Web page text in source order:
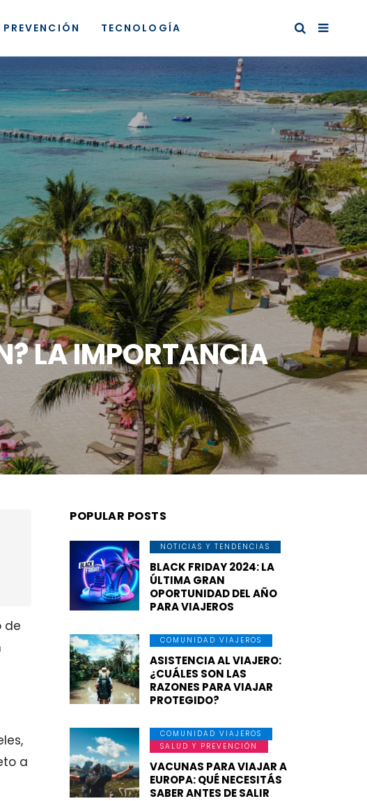
TECNOLOGÍA
LA IMPORTANCIA
de
a
POPULAR POSTS
NOTICIAS Y TENDENCIAS
BLACK FRIDAY 2024: LA
ÚLTIMA GRAN
OPORTUNIDAD DEL AÑO
PARA VIAJEROS
COMUNIDAD VIAJEROS
ASISTENCIA AL VIAJERO:
¿CUÁLES SON LAS
RAZONES PARA VIAJAR
PROTEGIDO?
COMUNIDAD VIAJEROS
SALUD Y PREVENCIÓN
VACUNAS PARA VIAJAR A
EUROPA: QUÉ NECESITÁS
SABER ANTES DE SALIR